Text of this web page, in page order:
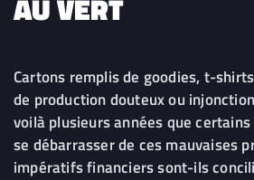
AU VERT
Cartons remplis de goodies, t-
de production douteux ou
voilà plusieurs années que
se débarrasser de ces mauvaises
impératifs financiers sont-ils